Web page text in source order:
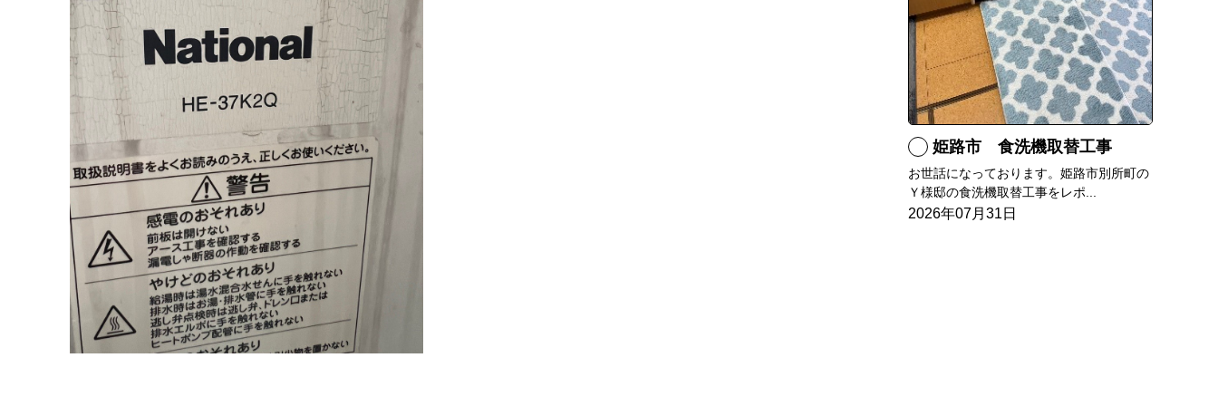
姫路市 食洗機取替工事
お世話になっております。姫路市別所町の
Ｙ様邸の食洗機取替工事をレポ...
2026年07月31日